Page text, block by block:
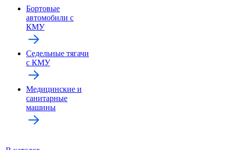
Бортовые
автомобили с
КМУ
Седельные тягачи
с КМУ
Медицинские и
санитарные
машины